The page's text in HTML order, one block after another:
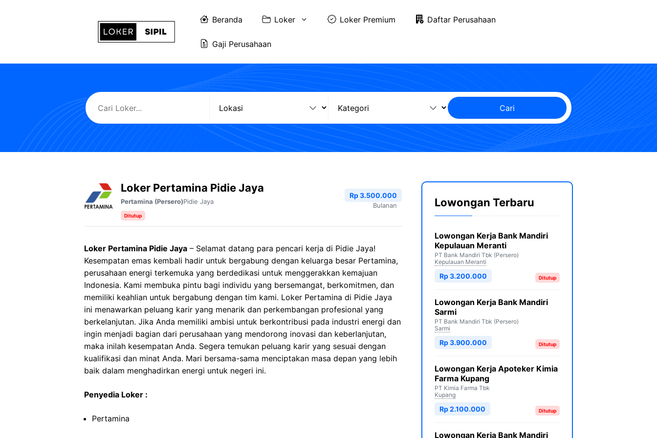
Beranda Loker Loker Premium Daftar Perusahaan
Gaji Perusahaan
Cari
Loker Pertamina Pidie Jaya
Pertamina (Persero)Pidie Jaya
Ditutup
Rp 3.500.000
Bulanan
Loker Pertamina Pidie Jaya – Selamat datang para pencari kerja di Pidie Jaya!
Kesempatan emas kembali hadir untuk bergabung dengan keluarga besar Pertamina,
perusahaan energi terkemuka yang berdedikasi untuk menggerakkan kemajuan
Indonesia. Kami membuka pintu bagi individu yang bersemangat, berkomitmen, dan
memiliki keahlian untuk bergabung dengan tim kami. Loker Pertamina di Pidie Jaya
ini menawarkan peluang karir yang menarik dan perkembangan profesional yang
berkelanjutan. Jika Anda memiliki ambisi untuk berkontribusi pada industri energi dan
ingin menjadi bagian dari perusahaan yang mendorong inovasi dan keberlanjutan,
maka inilah kesempatan Anda. Segera temukan peluang karir yang sesuai dengan
kualifikasi dan minat Anda. Mari bersama-sama menciptakan masa depan yang lebih
baik dalam menghadirkan energi untuk negeri ini.
Penyedia Loker :
Pertamina
Lowongan Terbaru
Lowongan Kerja Bank Mandiri
Kepulauan Meranti
PT Bank Mandiri Tbk (Persero)
Kepulauan Meranti
Ditutup
Rp 3.200.000
Lowongan Kerja Bank Mandiri
Sarmi
PT Bank Mandiri Tbk (Persero)
Sarmi
Ditutup
Rp 3.900.000
Lowongan Kerja Apoteker Kimia
Farma Kupang
PT Kimia Farma Tbk
Kupang
Ditutup
Rp 2.100.000
Lowongan Kerja Bank Mandiri